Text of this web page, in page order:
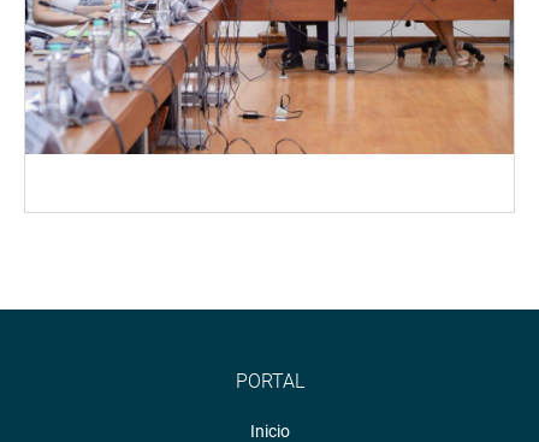
PORTAL
Inicio